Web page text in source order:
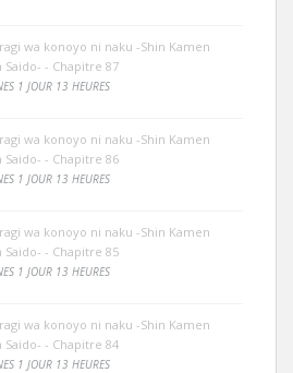
wa konoyo ni naku -Shin Kamen
Saido- - Chapitre 87
1 JOUR 13 HEURES
wa konoyo ni naku -Shin Kamen
Saido- - Chapitre 86
1 JOUR 13 HEURES
wa konoyo ni naku -Shin Kamen
Saido- - Chapitre 85
1 JOUR 13 HEURES
wa konoyo ni naku -Shin Kamen
Saido- - Chapitre 84
1 JOUR 13 HEURES